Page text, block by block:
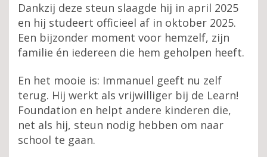
Dankzij deze steun slaagde hij in april 2025
en hij studeert officieel af in oktober 2025.
Een bijzonder moment voor hemzelf, zijn
familie én iedereen die hem geholpen heeft.
En het mooie is: Immanuel geeft nu zelf
terug. Hij werkt als vrijwilliger bij de Learn!
Foundation en helpt andere kinderen die,
net als hij, steun nodig hebben om naar
school te gaan.